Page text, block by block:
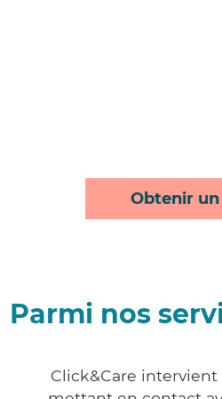
Obtenir un
Parmi nos
Click&Care intervient